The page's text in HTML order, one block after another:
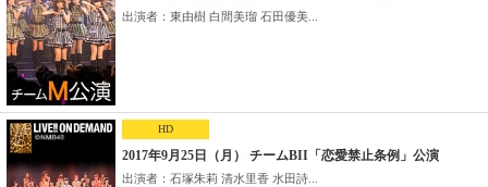
出演者：東由樹 白間美瑠 石田優美...
HD
2017年9月25日（月） チームBII「恋愛禁止条例」公演
出演者：石塚朱莉 清水里香 水田詩...